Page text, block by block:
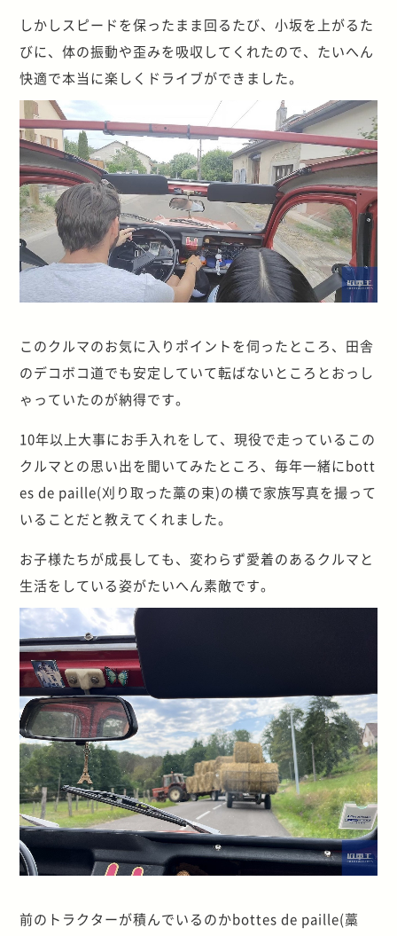
しかしスピードを保ったまま回るたび、小坂を上がるた
びに、体の振動や歪みを吸収してくれたので、たいへん
快適で本当に楽しくドライブができました。
このクルマのお気に入りポイントを伺ったところ、田舎
のデコボコ道でも安定していて転ばないところとおっし
ゃっていたのが納得です。
10年以上大事にお手入れをして、現役で走っているこの
クルマとの思い出を聞いてみたところ、毎年一緒にbott
es de paille(刈り取った藁の束)の横で家族写真を撮って
いることだと教えてくれました。
お子様たちが成長しても、変わらず愛着のあるクルマと
生活をしている姿がたいへん素敵です。
前のトラクターが積んでいるのかbottes de paille(藁